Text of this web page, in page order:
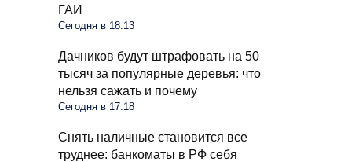
ГАИ
Сегодня в 18:13
Дачников будут штрафовать на 50
тысяч за популярные деревья: что
нельзя сажать и почему
Сегодня в 17:18
Снять наличные становится все
труднее: банкоматы в РФ себя